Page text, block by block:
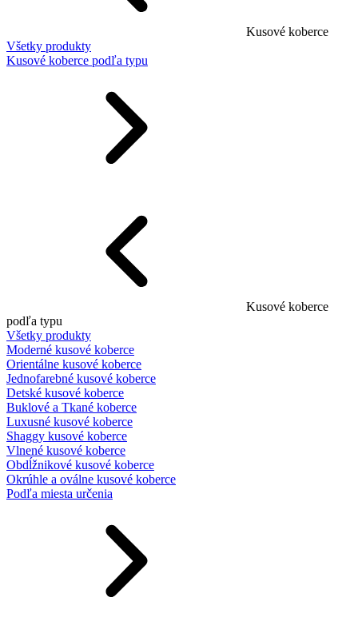
Kusové koberce
Všetky produkty
Kusové koberce podľa typu
Kusové koberce
podľa typu
Všetky produkty
Moderné kusové koberce
Orientálne kusové koberce
Jednofarebné kusové koberce
Detské kusové koberce
Buklové a Tkané koberce
Luxusné kusové koberce
Shaggy kusové koberce
Vlnené kusové koberce
Obdĺžnikové kusové koberce
Okrúhle a oválne kusové koberce
Podľa miesta určenia